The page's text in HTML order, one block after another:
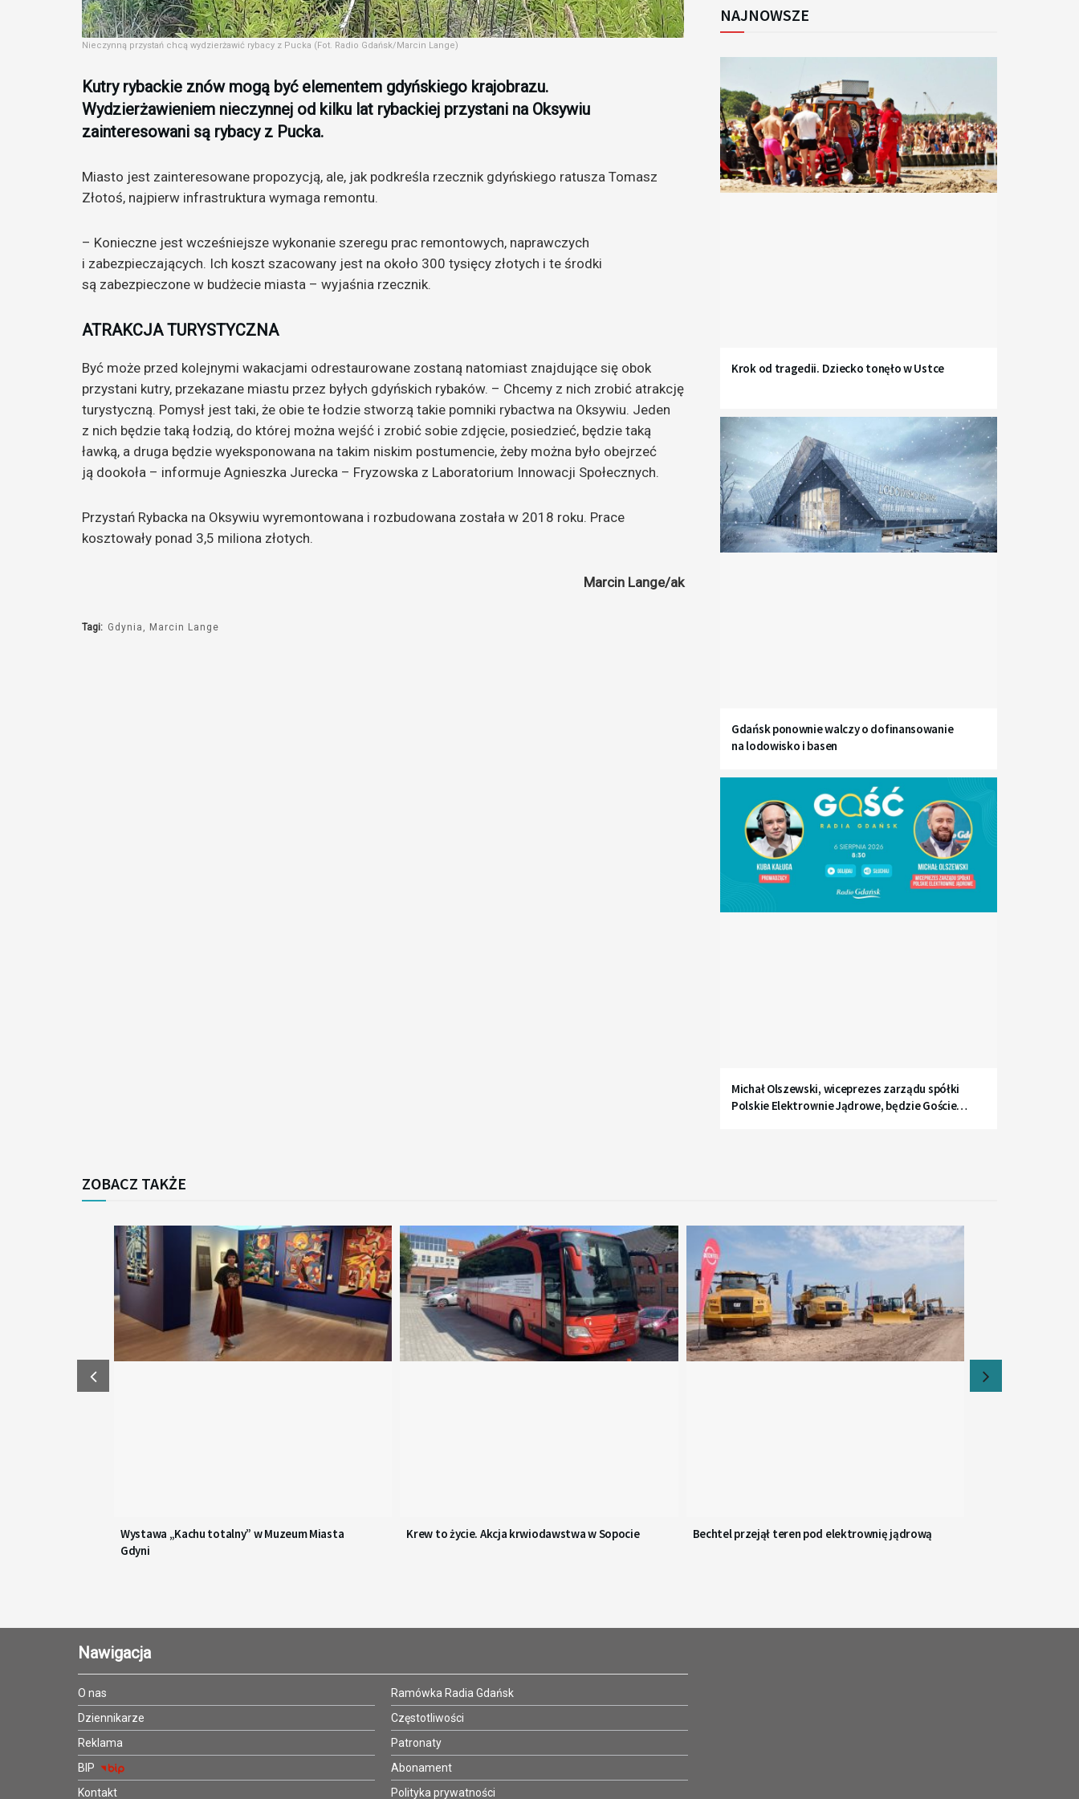
Nieczynną przystań chcą wydzierżawić rybacy z Pucka (Fot. Radio Gdańsk/Marcin Lange)
Kutry rybackie znów mogą być elementem gdyńskiego krajobrazu.
Wydzierżawieniem nieczynnej od kilku lat rybackiej przystani na Oksywiu
zainteresowani są rybacy z Pucka.
Miasto jest zainteresowane propozycją, ale, jak podkreśla rzecznik gdyńskiego ratusza Tomasz
Złotoś, najpierw infrastruktura wymaga remontu.
– Konieczne jest wcześniejsze wykonanie szeregu prac remontowych, naprawczych
i zabezpieczających. Ich koszt szacowany jest na około 300 tysięcy złotych i te środki
są zabezpieczone w budżecie miasta – wyjaśnia rzecznik.
ATRAKCJA TURYSTYCZNA
Być może przed kolejnymi wakacjami odrestaurowane zostaną natomiast znajdujące się obok
przystani kutry, przekazane miastu przez byłych gdyńskich rybaków. – Chcemy z nich zrobić atrakcję
turystyczną. Pomysł jest taki, że obie te łodzie stworzą takie pomniki rybactwa na Oksywiu. Jeden
z nich będzie taką łodzią, do której można wejść i zrobić sobie zdjęcie, posiedzieć, będzie taką
ławką, a druga będzie wyeksponowana na takim niskim postumencie, żeby można było obejrzeć
ją dookoła – informuje Agnieszka Jurecka – Fryzowska z Laboratorium Innowacji Społecznych.
Przystań Rybacka na Oksywiu wyremontowana i rozbudowana została w 2018 roku. Prace
kosztowały ponad 3,5 miliona złotych.
Marcin Lange/ak
Tagi: Gdynia Marcin Lange
NAJNOWSZE
Krok od tragedii. Dziecko tonęło w Ustce
Gdańsk ponownie walczy o dofinansowanie
na lodowisko i basen
Michał Olszewski, wiceprezes zarządu spółki
Polskie Elektrownie Jądrowe, będzie Gościem
ZOBACZ TAKŻE
Wystawa „Kachu totalny” w Muzeum Miasta
Gdyni
Krew to życie. Akcja krwiodawstwa w Sopocie Bechtel przejął teren pod elektrownię jądrową
Nawigacja
O nas
Dziennikarze
Reklama
BIP
Kontakt
Ramówka Radia Gdańsk
Częstotliwości
Patronaty
Abonament
Polityka prywatności